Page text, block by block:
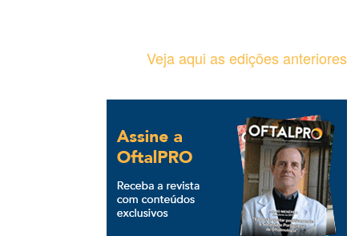
Veja aqui as edições anteriores